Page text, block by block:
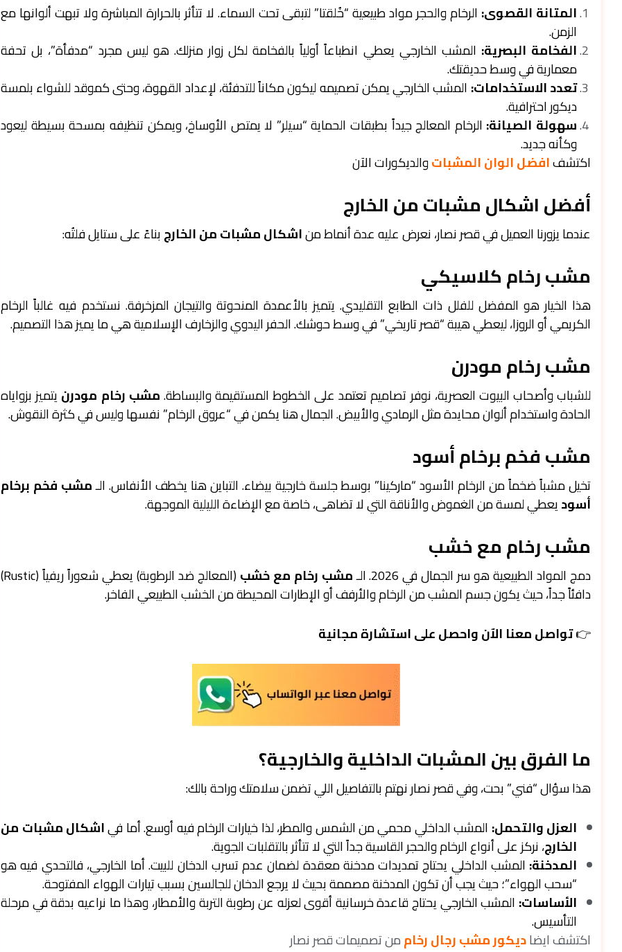
المتانة القصوى: الرخام والحجر مواد طبيعية “خُلقتا” لتبقى تحت السماء. لا تتأثر بالحرارة المباشرة ولا تبهت ألوانها مع
الزمن.
الفخامة البصرية: المشب الخارجي يعطي انطباعاً أولياً بالفخامة لكل زوار منزلك. هو ليس مجرد “مدفأة”، بل تحفة
معمارية في وسط حديقتك.
تعدد الاستخدامات: المشب الخارجي يمكن تصميمه ليكون مكاناً للتدفئة، لإعداد القهوة، وحتى كموقد للشواء بلمسة
ديكور احترافية.
سهولة الصيانة: الرخام المعالج جيداً بطبقات الحماية “سيلر” لا يمتص الأوساخ، ويمكن تنظيفه بمسحة بسيطة ليعود
وكأنه جديد.
اكتشفافضل الوان المشباتوالديكورات الآن
أفضل اشكال مشبات من الخارج
عندما يزورنا العميل في قصر نصار، نعرض عليه عدة أنماط مناشكال مشبات من الخارجبناءً على ستايل فلتُه:
مشب رخام كلاسيكي
هذا الخيار هو المفضل للفلل ذات الطابع التقليدي. يتميز بالأعمدة المنحوتة والتيجان المزخرفة. نستخدم فيه غالباً الرخام
الكريمي أو الروزا، ليعطي هيبة “قصر تاريخي” في وسط حوشك. الحفر اليدوي والزخارف الإسلامية هي ما يميز هذا التصميم.
مشب رخام مودرن
للشباب وأصحاب البيوت العصرية، نوفر تصاميم تعتمد على الخطوط المستقيمة والبساطة.مشب رخام مودرنيتميز بزواياه
الحادة واستخدام ألوان محايدة مثل الرمادي والأبيض. الجمال هنا يكمن في “عروق الرخام” نفسها وليس في كثرة النقوش.
مشب فخم برخام أسود
تخيل مشباً ضخماً من الرخام الأسود “ماركينا” بوسط جلسة خارجية بيضاء. التباين هنا يخطف الأنفاس. الـمشب فخم برخام
أسوديعطي لمسة من الغموض والأناقة التي لا تضاهى، خاصة مع الإضاءة الليلية الموجهة.
مشب رخام مع خشب
دمج المواد الطبيعية هو سر الجمال في 2026. الـ مشب رخام مع خشب
(المعالج ضد الرطوبة) يعطي شعوراً ريفياً (Rustic)
دافئاً جداً، حيث يكون جسم المشب من الرخام والأرفف أو الإطارات المحيطة من الخشب الطبيعي الفاخر.
👉تواصل معنا الآن واحصل على استشارة مجانية
ما الفرق بين المشبات الداخلية والخارجية؟
هذا سؤال “فني” بحت، وفي قصر نصار نهتم بالتفاصيل اللي تضمن سلامتك وراحة بالك:
العزل والتحمل: المشب الداخلي محمي من الشمس والمطر، لذا خيارات الرخام فيه أوسع. أما فياشكال مشبات من
الخارج، نركز على أنواع الرخام والحجر القاسية جداً التي لا تتأثر بالتقلبات الجوية.
المدخنة: المشب الداخلي يحتاج تمديدات مدخنة معقدة لضمان عدم تسرب الدخان للبيت. أما الخارجي، فالتحدي فيه هو
“سحب الهواء”؛ حيث يجب أن تكون المدخنة مصممة بحيث لا يرجع الدخان للجالسين بسبب تيارات الهواء المفتوحة.
الأساسات: المشب الخارجي يحتاج قاعدة خرسانية أقوى لعزله عن رطوبة التربة والأمطار، وهذا ما نراعيه بدقة في مرحلة
التأسيس.
اكتشف ايضاديكور مشب رجال رخاممن تصميمات قصر نصار